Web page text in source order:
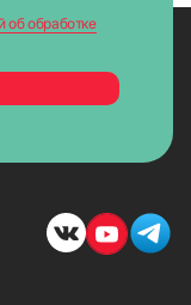
об обработке